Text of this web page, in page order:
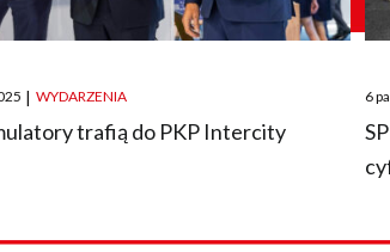
| WYDARZENIA
trafią do PKP Intercity
on
6